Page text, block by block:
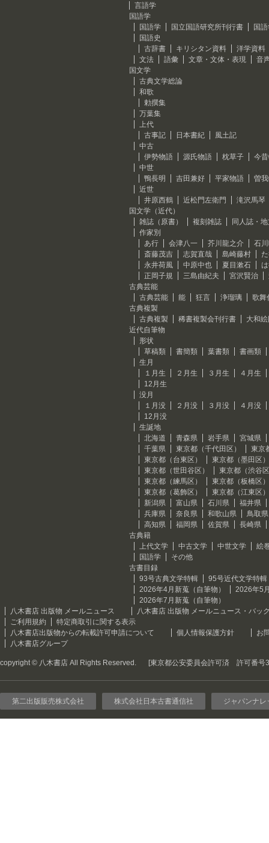
言語学
国語学
国語学
国立国語研究所刊行書
国
国語史
古辞書
キリシタン資料
洋学資料
文法
語彙 文章・文体・表現
音
国文学
古典文学総論
和歌
勅撰集
万葉集
上代
古事記
日本書紀
風土記
中古
伊勢物語
源氏物語 枕草子
今
中世
鴨長明
吉田兼好 平家物語
曽
近世
井原西鶴
近松門左衛門
滝沢馬琴
国文学（近代）
雑誌（原書）
複刻雑誌
同人誌・
作家別
あ行
会津八一 芥川龍之介
石
斎藤茂吉
志賀直哉 島崎藤村
永井荷風
中原中也 夏目漱石
正岡子規
三島由紀夫 宮沢賢治
古典芸能
古典芸能
能 狂言 浄瑠璃
歌舞
古典複製
古典複製
稀書複製会刊行書
大和
近代自筆物
形状
草稿類
書簡類 葉書類
書画類
生月
１月生
２月生 ３月生
４月生
12月生
没月
１月没
２月没 ３月没
４月没
12月没
生誕地
北海道
青森県 岩手県
宮城県
千葉県
東京都（千代田区）
東京
東京都（台東区）
東京都（墨田区）
東京都（世田谷区）
東京都（渋谷
東京都（練馬区）
東京都（板橋区）
東京都（葛飾区）
東京都（江東区）
新潟県
富山県 石川県
福井県
兵庫県
奈良県 和歌山県
鳥取県
高知県
福岡県 佐賀県
長崎県
古典籍
上代文学
中古文学 中世文学
絵
国語学
その他
古書目録
93号古典文学特輯
95号近代文学特輯
2026年4月新蒐（自筆物）
2026年5
2026年7月新蒐（自筆物）
八木書店 出版物 メールニュース
八木書店 出版物 メールニュース・バッ
ご利用規約
特定商取引に関する表示
八木書店出版物からの転載許可申請について
個人情報保護方針
お
八木書店グループ
copyright © 八木書店 All Rights Reserved. [東京都公安委員会許可済 許可番号
第二出版販売株式会社 株式会社日本古書通信社 ジャパンナレ